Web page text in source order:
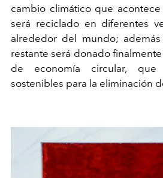
cambio climático que
será reciclado en diferentes
alrededor del mundo;
restante será donado finalmente
de economía circular, que
sostenibles para la eliminación